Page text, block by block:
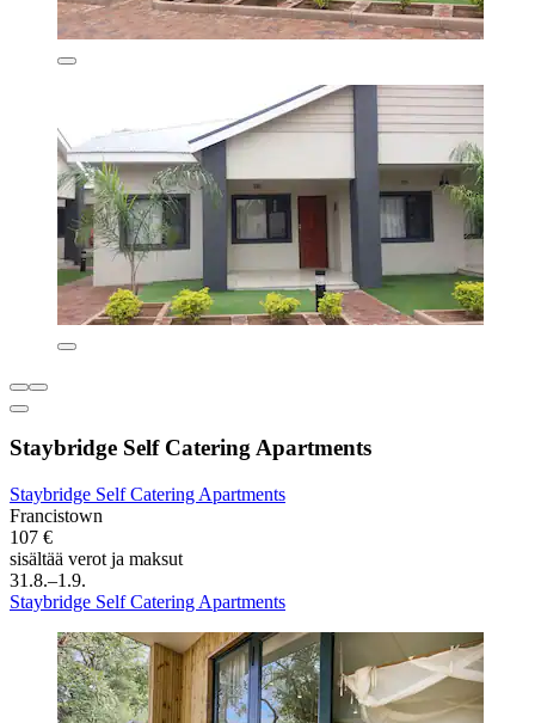
Staybridge Self Catering Apartments
Staybridge Self Catering Apartments
Francistown
107 €
sisältää verot ja maksut
31.8.–1.9.
Staybridge Self Catering Apartments